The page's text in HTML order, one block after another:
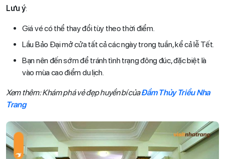
Lưu ý:
Giá vé có thể thay đổi tùy theo thời điểm.
Lầu Bảo Đại mở cửa tất cả các ngày trong tuần, kể cả lễ Tết.
Bạn nên đến sớm để tránh tình trạng đông đúc, đặc biệt là
vào mùa cao điểm du lịch.
Xem thêm: Khám phá vẻ đẹp huyền bí củaĐầm Thủy Triều Nha
Trang